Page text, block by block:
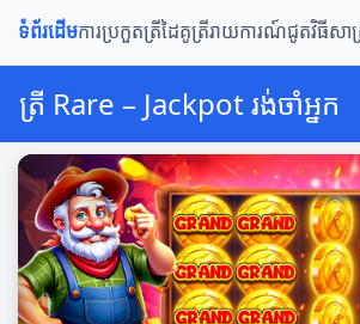
ទំព័រដើមការប្រកួតត្រីដៃគូត្រីរាយការណ៍ជូតវិធីសាស្
ត្រី Rare – Jackpot រង់ចាំអ្នក